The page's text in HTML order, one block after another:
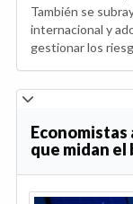
También se
internacional y
gestionar los
Economistas
que midan